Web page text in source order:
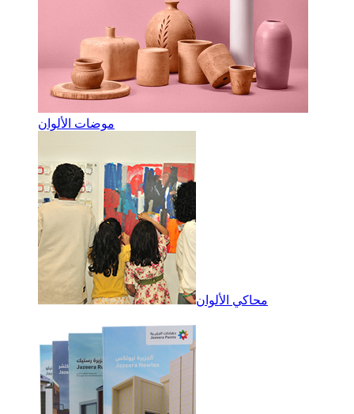
موضات الألوان
محاكي الألوان